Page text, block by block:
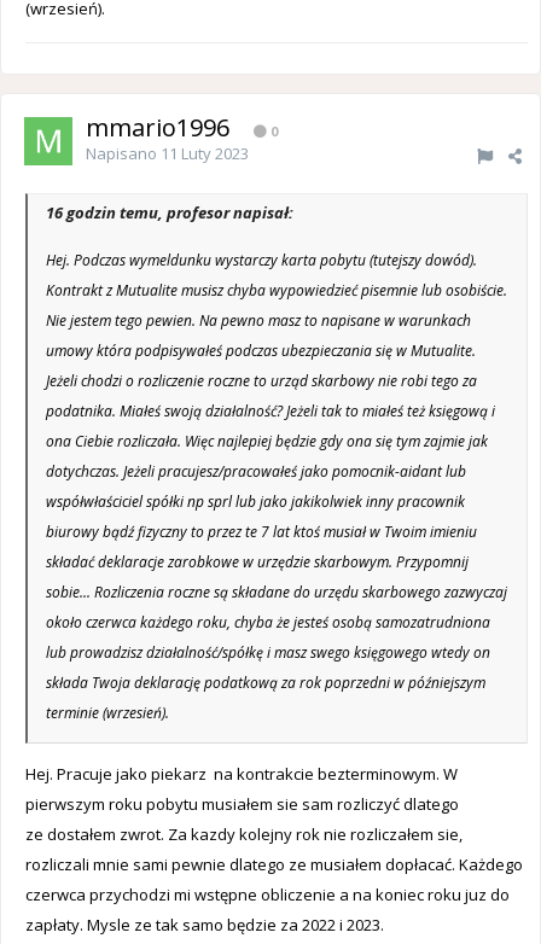
(wrzesień).
mmario1996 0
Napisano 11 Luty 2023
16 godzin temu, profesor napisał:
Hej. Podczas wymeldunku wystarczy karta pobytu (tutejszy dowód).
Kontrakt z Mutualite musisz chyba wypowiedzieć pisemnie lub osobiście.
Nie jestem tego pewien. Na pewno masz to napisane w warunkach
umowy która podpisywałeś podczas ubezpieczania się w Mutualite.
Jeżeli chodzi o rozliczenie roczne to urząd skarbowy nie robi tego za
podatnika. Miałeś swoją działalność? Jeżeli tak to miałeś też księgową i
ona Ciebie rozliczała. Więc najlepiej będzie gdy ona się tym zajmie jak
dotychczas. Jeżeli pracujesz/pracowałeś jako pomocnik-aidant lub
współwłaściciel spółki np sprl lub jako jakikolwiek inny pracownik
biurowy bądź fizyczny to przez te 7 lat ktoś musiał w Twoim imieniu
składać deklaracje zarobkowe w urzędzie skarbowym. Przypomnij
sobie... Rozliczenia roczne są składane do urzędu skarbowego zazwyczaj
około czerwca każdego roku, chyba że jesteś osobą samozatrudniona
lub prowadzisz działalność/spółkę i masz swego księgowego wtedy on
składa Twoja deklarację podatkową za rok poprzedni w późniejszym
terminie (wrzesień).
Hej. Pracuje jako piekarz na kontrakcie bezterminowym. W
pierwszym roku pobytu musiałem sie sam rozliczyć dlatego
ze dostałem zwrot. Za kazdy kolejny rok nie rozliczałem sie,
rozliczali mnie sami pewnie dlatego ze musiałem dopłacać. Każdego
czerwca przychodzi mi wstępne obliczenie a na koniec roku juz do
zapłaty. Mysle ze tak samo będzie za 2022 i 2023.